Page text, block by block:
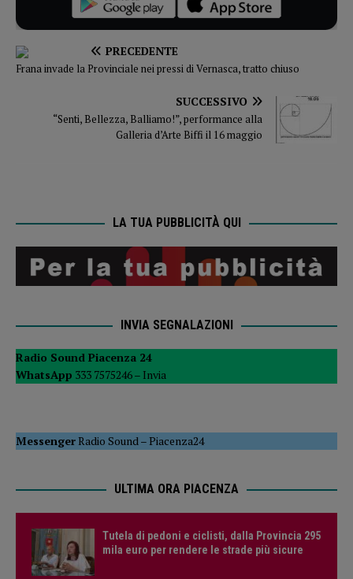
PRECEDENTE
Frana invade la Provinciale nei pressi di Vernasca, tratto chiuso
SUCCESSIVO
“Senti, Bellezza, Balliamo!”, performance alla
Galleria d’Arte Biffi il 16 maggio
LA TUA PUBBLICITÀ QUI
INVIA SEGNALAZIONI
Radio Sound Piacenza 24
WhatsApp 333 7575246 – Invia
MessengerRadio Sound–Piacenza24
ULTIMA ORA PIACENZA
Tutela di pedoni e ciclisti, dalla Provincia 295
mila euro per rendere le strade più sicure